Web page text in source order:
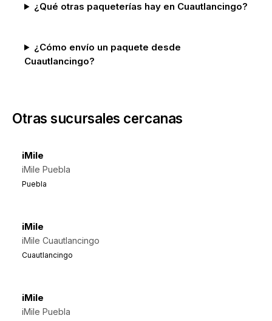
¿Qué otras paqueterías hay en Cuautlancingo?
¿Cómo envío un paquete desde
Cuautlancingo?
Otras sucursales cercanas
iMile
iMile Puebla
Puebla
iMile
iMile Cuautlancingo
Cuautlancingo
iMile
iMile Puebla